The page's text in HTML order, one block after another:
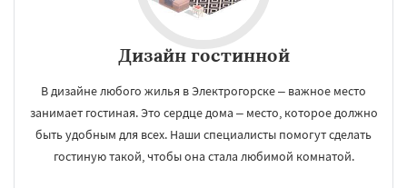
Дизайн гостинной
В дизайне любого жилья в Электрогорске – важное место
занимает гостиная. Это сердце дома – место, которое должно
быть удобным для всех. Наши специалисты помогут сделать
гостиную такой, чтобы она стала любимой комнатой.